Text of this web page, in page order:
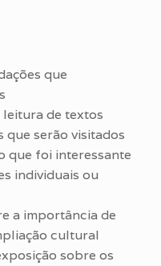
que
leitura de textos
serão visitados
que foi interessante
individuais ou
a importância de
cultural
sobre os